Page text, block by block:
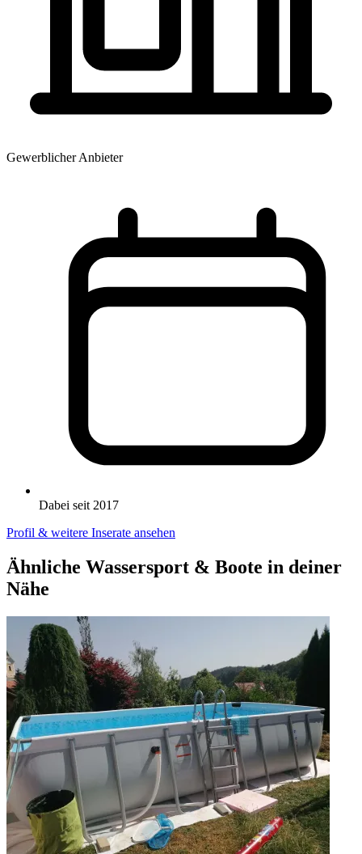
Gewerblicher Anbieter
Dabei seit 2017
Profil & weitere Inserate ansehen
Ähnliche Wassersport & Boote in deiner
Nähe